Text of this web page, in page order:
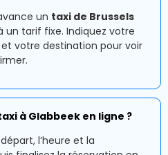
un taxi de Brussels
un tarif fixe. Indiquez votre
votre destination pour voir
à Glabbeek en ligne ?
l’heure et la